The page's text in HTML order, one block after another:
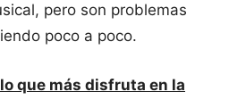
pero son problemas
poco a poco.
que más disfruta en la